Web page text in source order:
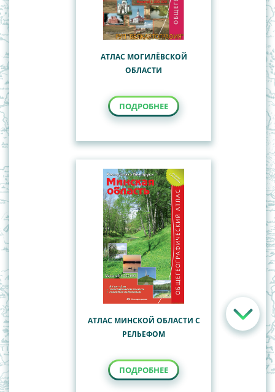
АТЛАС МОГИЛЁВСКОЙ
ОБЛАСТИ
ПОДРОБНЕЕ
АТЛАС МИНСКОЙ ОБЛАСТИ С
РЕЛЬЕФОМ
ПОДРОБНЕЕ